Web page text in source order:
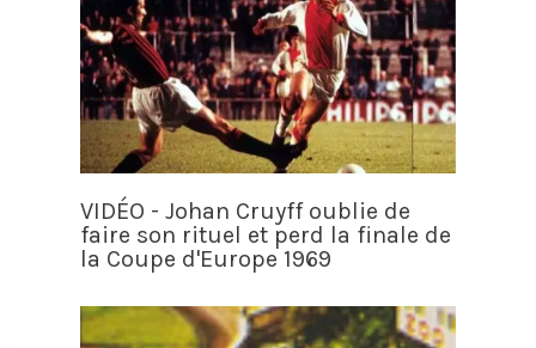
VIDÉO - Johan Cruyff oublie de
faire son rituel et perd la finale de
la Coupe d'Europe 1969